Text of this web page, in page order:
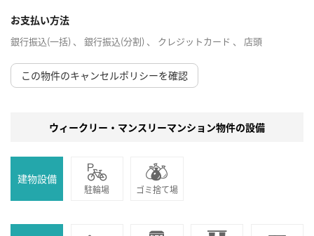
お支払い方法
銀行振込(一括) 、 銀行振込(分割) 、 クレジットカード 、 店頭
この物件のキャンセルポリシーを確認
ウィークリー・マンスリーマンション物件の設備
建物設備
駐輪場 ゴミ捨て場